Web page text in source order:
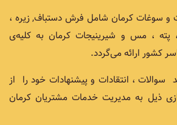
و سوغات کرمان شامل فرش دستباف, زیره ،
پته ، مس و شیرینیجات کرمان به کلیه‌ی
کشور ارائه می‌گردد.
سوالات ، انتقادات و پیشنهادات خود را از
ذیل به مدیریت خدمات مشتریان کرمان